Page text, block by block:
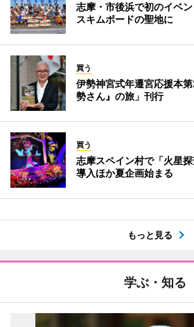
志摩・市後浜で初のイベ
スキムボードの聖地に
買う
伊勢神宮式年遷宮応援本
勢さん』の旅」刊行
買う
志摩スペイン村で「火星
導入ほか夏企画始まる
もっと見る
学ぶ・知る